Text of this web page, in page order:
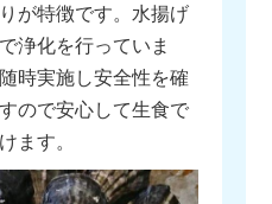
が特徴です。水揚げ
浄化を行っていま
時実施し安全性を確
ので安心して生食で
ます。